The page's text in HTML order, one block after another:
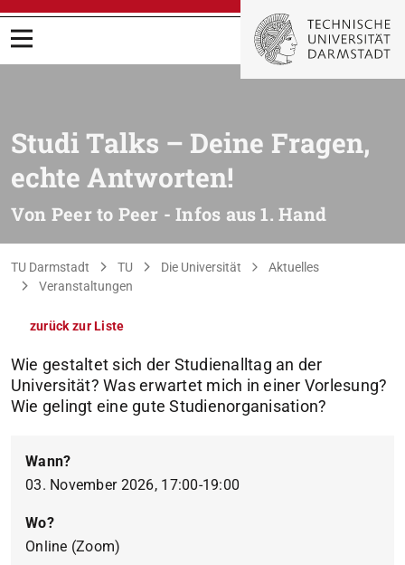
Menü öffnen
Studi Talks – Deine Fragen,
echte Antworten!
Von Peer to Peer - Infos aus 1. Hand
Sie befinden sich hier:
TU Darmstadt TU Die Universität
Aktuelles
Veranstaltungen
zurück zur Liste
Wie gestaltet sich der Studienalltag an der
Universität? Was erwartet mich in einer Vorlesung?
Wie gelingt eine gute Studienorganisation?
Wann?
03. November 2026, 17:00-19:00
Wo?
Online (Zoom)